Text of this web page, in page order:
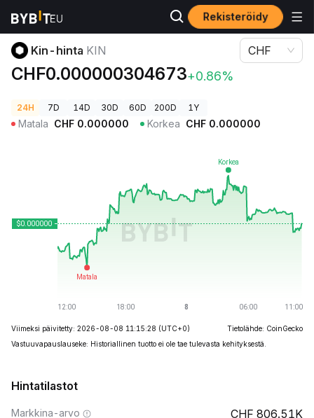
Rekisteröidy
Kryptohinnat
Kin-hinta KIN
CHF0.000000304673+0.86%
CHF
24H 7D 14D 30D 60D 200D 1Y
Matala CHF 0.000000 Korkea CHF 0.000000
Viimeksi päivitetty: 2026-08-08 11:15:28 (UTC+0)
Tietolähde: CoinGecko
Vastuuvapauslauseke: Historiallinen tuotto ei ole tae tulevasta kehityksestä.
Hintatilastot
Markkina-arvo 806.51K